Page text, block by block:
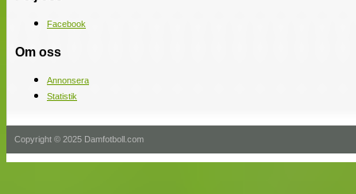
Facebook
Om oss
Annonsera
Statistik
Copyright © 2025 Damfotboll.com